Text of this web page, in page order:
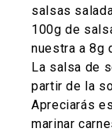
salsas
100g de
nuestra a 8g
La salsa de
partir de la
Apreciarás
marinar